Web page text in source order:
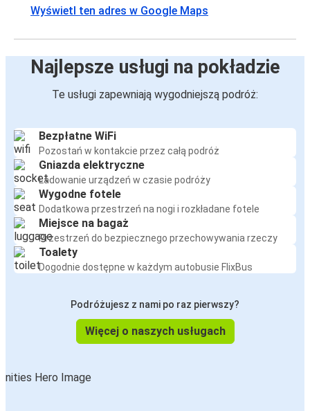
Wyświetl ten adres w Google Maps
Najlepsze usługi na pokładzie
Te usługi zapewniają wygodniejszą podróż:
Bezpłatne WiFi
Pozostań w kontakcie przez całą podróż
Gniazda elektryczne
Ładowanie urządzeń w czasie podróży
Wygodne fotele
Dodatkowa przestrzeń na nogi i rozkładane fotele
Miejsce na bagaż
Przestrzeń do bezpiecznego przechowywania rzeczy
Toalety
Dogodnie dostępne w każdym autobusie FlixBus
Podróżujesz z nami po raz pierwszy?
Więcej o naszych usługach